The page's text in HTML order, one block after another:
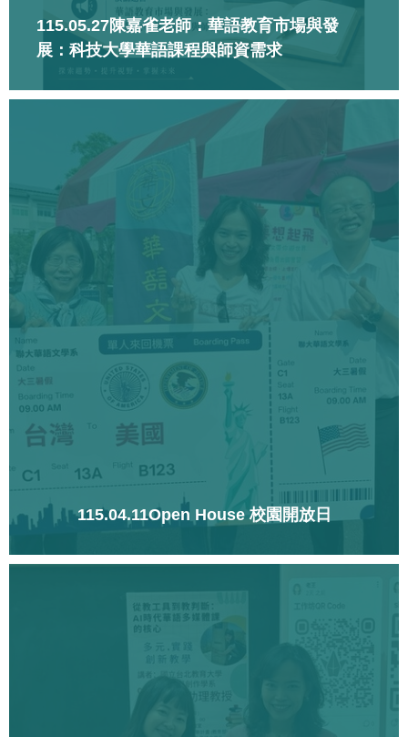
115.05.27陳嘉雀老師：華語教育市場與發
展：科技大學華語課程與師資需求
115.04.11Open House 校園開放日